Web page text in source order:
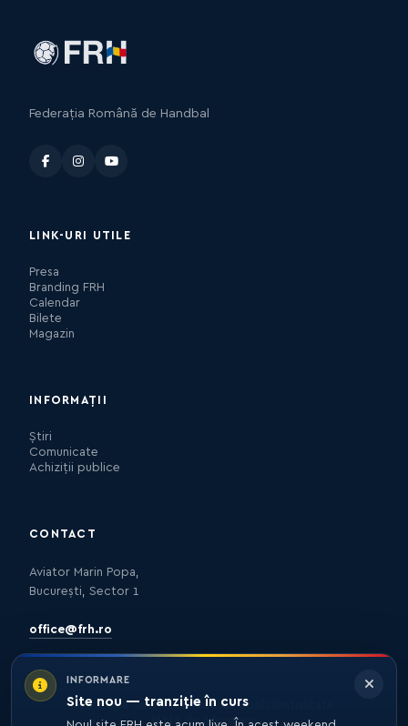
INFORMARE
Site nou — tranziție în curs
Federația Română de Handbal
LINK-URI UTILE
Presa
Branding FRH
Calendar
Bilete
Magazin
INFORMAȚII
Știri
Comunicate
Achiziții publice
CONTACT
Aviator Marin Popa,
București, Sector 1
office@frh.ro
Protecția datelorPolitica de confidențialitate
Nota de informare